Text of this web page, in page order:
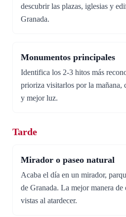
descubrir las plazas, iglesias y
Granada.
Monumentos principales
Identifica los 2-3 hitos más
prioriza visitarlos por la mañana,
y mejor luz.
Tarde
Mirador o paseo natural
Acaba el día en un mirador,
de Granada. La mejor manera de
vistas al atardecer.